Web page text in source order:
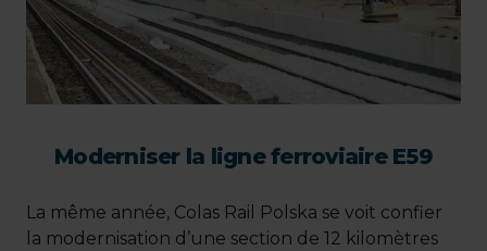
Moderniser la ligne ferroviaire E59
La même année, Colas Rail Polska se voit confier
la modernisation d’une section de 12 kilomètres